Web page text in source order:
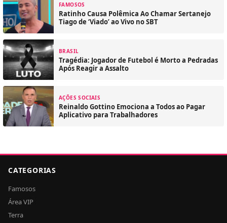
FAMOSOS
Ratinho Causa Polêmica Ao Chamar Sertanejo
Tiago de ‘Viado’ ao Vivo no SBT
BRASIL
Tragédia: Jogador de Futebol é Morto a Pedradas
Após Reagir a Assalto
AÇÕES SOCIAIS
Reinaldo Gottino Emociona a Todos ao Pagar
Aplicativo para Trabalhadores
CATEGORIAS
Famosos
Área VIP
Terra